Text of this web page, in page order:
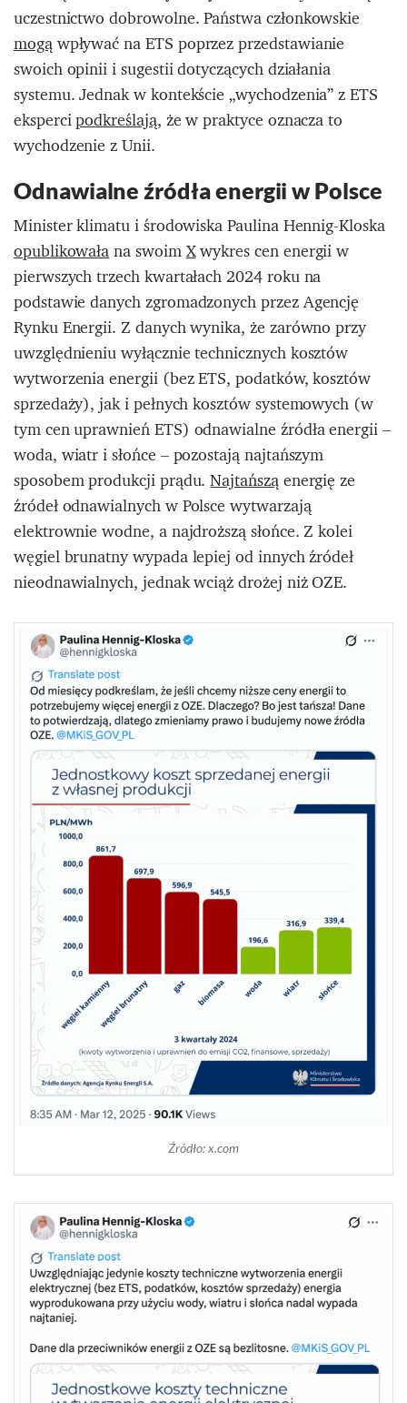
uczestnictwo dobrowolne. Państwa członkowskie
mogąwpływać na ETS poprzez przedstawianie
swoich opinii i sugestii dotyczących działania
systemu. Jednak w kontekście „wychodzenia” z ETS
ekspercipodkreślają, że w praktyce oznacza to
wychodzenie z Unii.
Odnawialne źródła energii w Polsce
Minister klimatu i środowiska Paulina Hennig-Kloska
opublikowałana swoimXwykres cen energii w
pierwszych trzech kwartałach 2024 roku na
podstawie danych zgromadzonych przez Agencję
Rynku Energii. Z danych wynika, że zarówno przy
uwzględnieniu wyłącznie technicznych kosztów
wytworzenia energii (bez ETS, podatków, kosztów
sprzedaży), jak i pełnych kosztów systemowych (w
tym cen uprawnień ETS) odnawialne źródła energii –
woda, wiatr i słońce – pozostają najtańszym
sposobem produkcji prądu.Najtańsząenergię ze
źródeł odnawialnych w Polsce wytwarzają
elektrownie wodne, a najdroższą słońce. Z kolei
węgiel brunatny wypada lepiej od innych źródeł
nieodnawialnych, jednak wciąż drożej niż OZE.
Źródło: x.com